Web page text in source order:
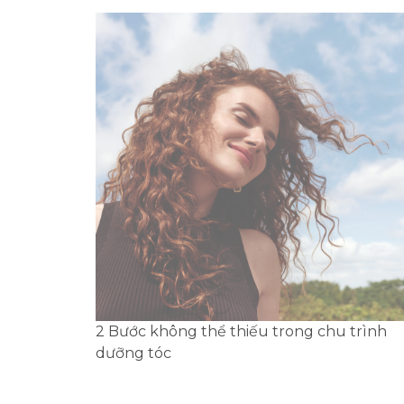
2 Bước không thể thiếu trong chu trình
dưỡng tóc